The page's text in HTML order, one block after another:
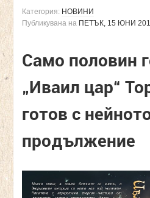
Категория: НОВИНИ
Публикувана на ПЕТЪК, 15 ЮНИ
Само половин
„Иваил цар“
готов с
продължение